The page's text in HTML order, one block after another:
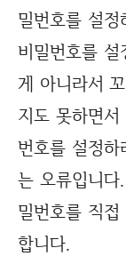
밀번호를 설
비밀번호를
게 아니라서
지도 못하면
번호를 설정
는 오류입니
밀번호를 직
합니다.